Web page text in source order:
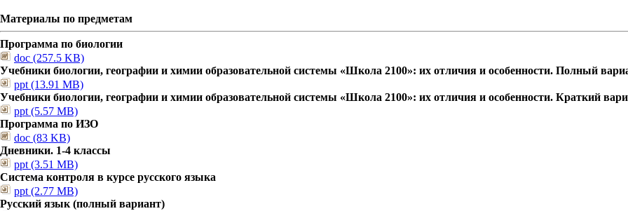
Материалы по предметам
Программа по биологии
doc (257.5 KB)
Учебники биологии, географии и химии образовательной системы «Школа 2100»: их отличия и особенности. Полный
ppt (13.91 MB)
Учебники биологии, географии и химии образовательной системы «Школа 2100»: их отличия и особенности. Краткий
ppt (5.57 MB)
Программа по ИЗО
doc (83 KB)
Дневники. 1-4 классы
ppt (3.51 MB)
Система контроля в курсе русского языка
ppt (2.77 MB)
Русский язык (полный вариант)